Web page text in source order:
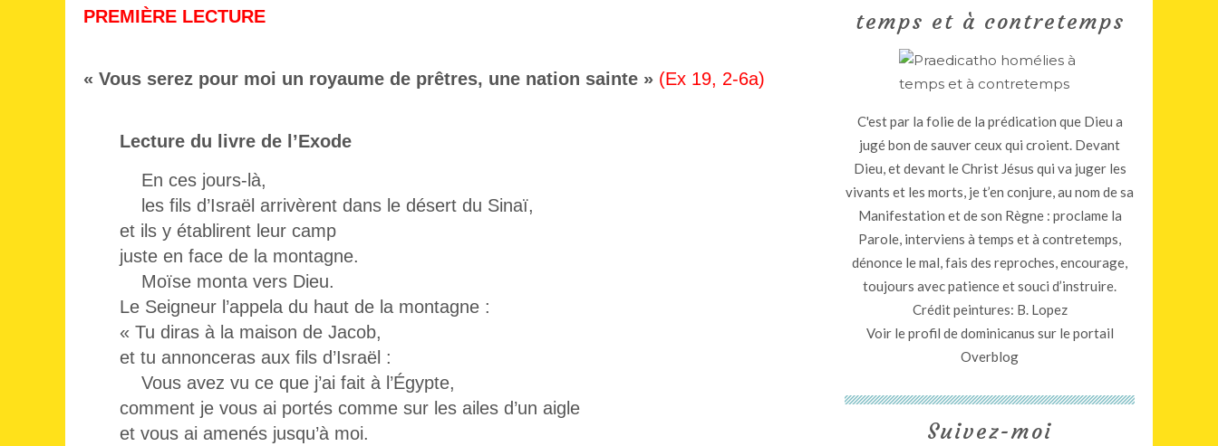
PREMIÈRE LECTURE
« Vous serez pour moi un royaume de prêtres, une nation sainte » (Ex 19, 2-6a)
Lecture du livre de l’Exode
En ces jours-là,
les fils d’Israël arrivèrent dans le désert du Sinaï,
et ils y établirent leur camp
juste en face de la montagne.
Moïse monta vers Dieu.
Le Seigneur l’appela du haut de la montagne :
« Tu diras à la maison de Jacob,
et tu annonceras aux fils d’Israël :
Vous avez vu ce que j’ai fait à l’Égypte,
comment je vous ai portés comme sur les ailes d’un aigle
et vous ai amenés jusqu’à moi.
temps et à contretemps
C'est par la folie de la prédication que Dieu a
jugé bon de sauver ceux qui croient. Devant
Dieu, et devant le Christ Jésus qui va juger les
vivants et les morts, je t’en conjure, au nom de sa
Manifestation et de son Règne : proclame la
Parole, interviens à temps et à contretemps,
dénonce le mal, fais des reproches, encourage,
toujours avec patience et souci d’instruire.
Crédit peintures: B. Lopez
Voir le profil dedominicanus sur le portail
Overblog
Suivez-moi